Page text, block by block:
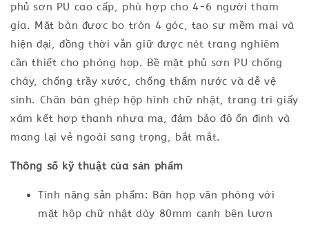
phủ sơn PU cao cấp, phù hợp cho 4-6 người tham
gia. Mặt bàn được bo tròn 4 góc, tạo sự mềm mại và
hiện đại, đồng thời vẫn giữ được nét trang nghiêm
cần thiết cho phòng họp. Bề mặt phủ sơn PU chống
cháy, chống trầy xước, chống thấm nước và dễ vệ
sinh. Chân bàn ghép hộp hình chữ nhật, trang trí giấy
xám kết hợp thanh nhựa mạ, đảm bảo độ ổn định và
mang lại vẻ ngoài sang trọng, bắt mắt.
Thông số kỹ thuật của sản phẩm
Tính năng sản phẩm: Bàn họp văn phòng với
mặt hộp chữ nhật dày 80mm cạnh bên lượn